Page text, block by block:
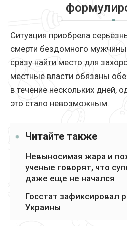
Ситуация приобрела
смерти бездомного
сразу найти место для
местные власти обязаны
в течение нескольких дней,
это стало невозможным.
Читайте также
Невыносимая жара и
ученые говорят, что
даже еще не начался
Госстат зафиксировал
Украины